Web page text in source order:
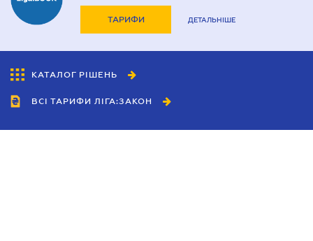
ТАРИФИ ДЕТАЛЬНІШЕ
КАТАЛОГ РІШЕНЬ
ВСІ ТАРИФИ ЛІГА:ЗАКОН